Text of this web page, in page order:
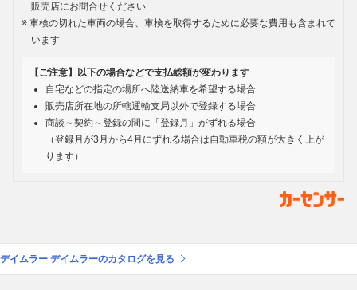
販売店にお問合せください
車検の切れた車両の場合、車検を取得するために必要な費用も含まれて
います
【ご注意】以下の場合などで支払総額が変わります
自宅などの指定の場所へ陸送納車を希望する場合
販売店所在地の所轄運輸支局以外で登録する場合
商談～契約～登録の間に「登録月」がずれる場合
（登録月が3月から4月にずれる場合は自動車税の額が大きく上が
ります）
デイムラー デイムラーのカタログを見る